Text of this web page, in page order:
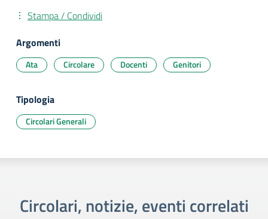
Stampa / Condividi
Argomenti
Ata Circolare Docenti Genitori
Tipologia
Circolari Generali
Circolari, notizie, eventi correlati